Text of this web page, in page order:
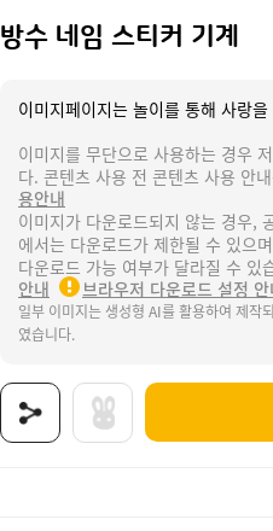
방수 네임 스티커 기계
이미지페이지는 놀이를 통해 사랑
이미지를 무단으로 사용하는 경우
다. 콘텐츠 사용 전 콘텐츠 사용 안
용안내
이미지가 다운로드되지 않는 경우,
에서는 다운로드가 제한될 수 있으
다운로드 가능 여부가 달라질 수 있
안내
브라우저 다운로드 설정 안
일부 이미지는 생성형 AI를 활용하여 제작
였습니다.